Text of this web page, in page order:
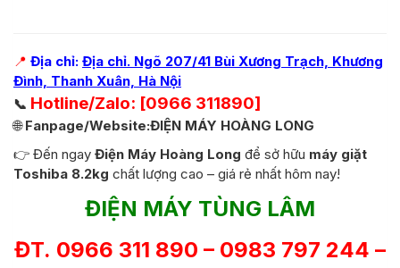
📍 Địa chỉ: Địa chỉ. Ngõ 207/41 Bùi Xương Trạch, Khương
Đình, Thanh Xuân, Hà Nội
📞 Hotline/Zalo: [0966 311890]
🌐Fanpage/Website:ĐIỆN MÁY HOÀNG LONG
👉 Đến ngay Điện Máy Hoàng Long để sở hữu máy giặt
Toshiba 8.2kg chất lượng cao – giá rẻ nhất hôm nay!
ĐIỆN MÁY TÙNG LÂM
ĐT. 0966 311 890 – 0983 797 244 –